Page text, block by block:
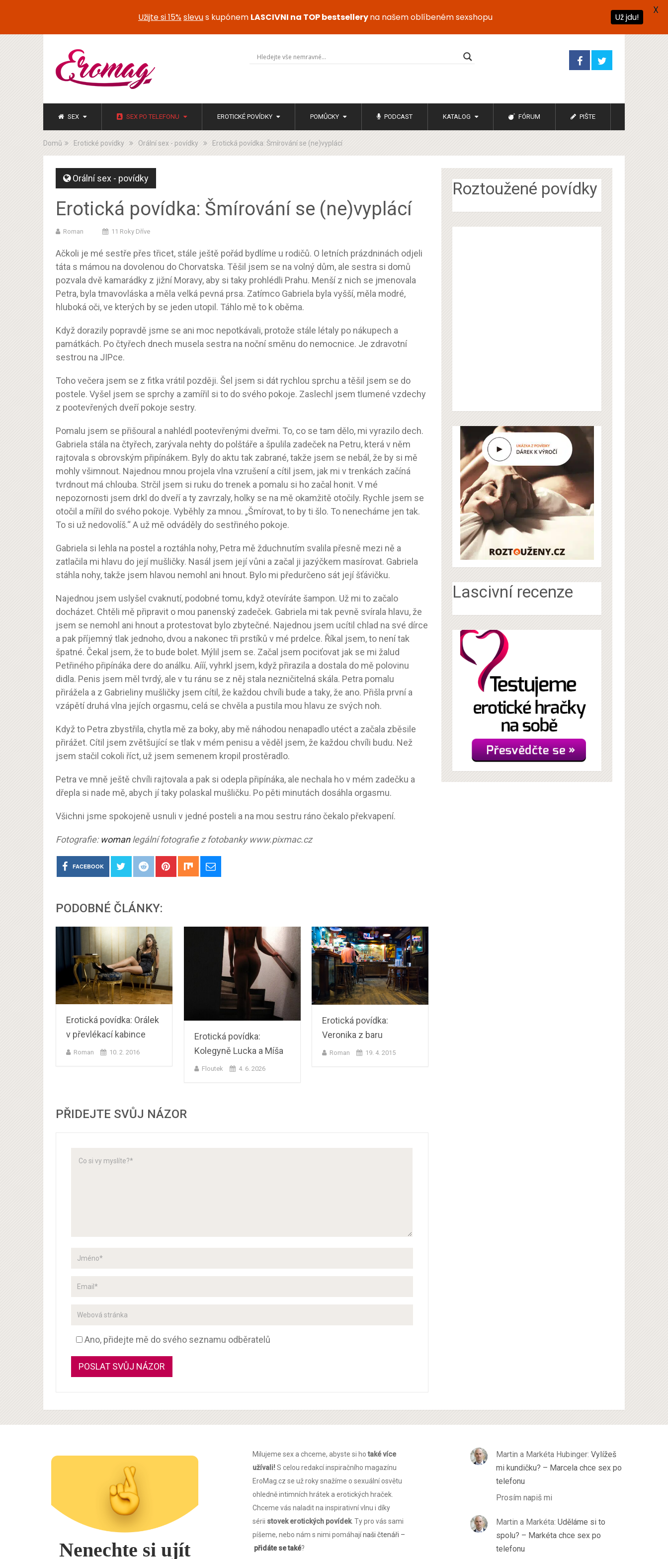
SEX SEX PO TELEFONU EROTICKÉ POVÍDKY POMŮCKY PODCAST KATALOG FÓRUM PIŠTE
Domů Erotické povídky Orální sex - povídky Erotická povídka: Šmírování se (ne)vyplácí
Orální sex - povídky
Erotická povídka: Šmírování se (ne)vyplácí
Roman 11 Roky Dříve
Ačkoli je mé sestře přes třicet, stále ještě pořád bydlíme u rodičů. O letních prázdninách odjeli
táta s mámou na dovolenou do Chorvatska. Těšil jsem se na volný dům, ale sestra si domů
pozvala dvě kamarádky z jižní Moravy, aby si taky prohlédli Prahu. Menší z nich se jmenovala
Petra, byla tmavovláska a měla velká pevná prsa. Zatímco Gabriela byla vyšší, měla modré,
hluboká oči, ve kterých by se jeden utopil. Táhlo mě to k oběma.
Když dorazily popravdě jsme se ani moc nepotkávali, protože stále létaly po nákupech a
památkách. Po čtyřech dnech musela sestra na noční směnu do nemocnice. Je zdravotní
sestrou na JIPce.
Toho večera jsem se z fitka vrátil později. Šel jsem si dát rychlou sprchu a těšil jsem se do
postele. Vyšel jsem se sprchy a zamířil si to do svého pokoje. Zaslechl jsem tlumené vzdechy
z pootevřených dveří pokoje sestry.
Pomalu jsem se přišoural a nahlédl pootevřenými dveřmi. To, co se tam dělo, mi vyrazilo dech.
Gabriela stála na čtyřech, zarývala nehty do polštáře a špulila zadeček na Petru, která v něm
rajtovala s obrovským připínákem. Byly do aktu tak zabrané, takže jsem se nebál, že by si mě
mohly všimnout. Najednou mnou projela vlna vzrušení a cítil jsem, jak mi v trenkách začíná
tvrdnout má chlouba. Strčil jsem si ruku do trenek a pomalu si ho začal honit. V mé
nepozornosti jsem drkl do dveří a ty zavrzaly, holky se na mě okamžitě otočily. Rychle jsem se
otočil a mířil do svého pokoje. Vyběhly za mnou. „Šmírovat, to by ti šlo. To nenecháme jen tak.
To si už nedovolíš.“ A už mě odváděly do sestřiného pokoje.
Gabriela si lehla na postel a roztáhla nohy, Petra mě žduchnutím svalila přesně mezi ně a
zatlačila mi hlavu do její mušličky. Nasál jsem její vůni a začal ji jazýčkem masírovat. Gabriela
stáhla nohy, takže jsem hlavou nemohl ani hnout. Bylo mi předurčeno sát její šťávičku.
Najednou jsem uslyšel cvaknutí, podobné tomu, když otevíráte šampon. Už mi to začalo
docházet. Chtěli mě připravit o mou panenský zadeček. Gabriela mi tak pevně svírala hlavu, že
jsem se nemohl ani hnout a protestovat bylo zbytečné. Najednou jsem ucítil chlad na své dírce
a pak příjemný tlak jednoho, dvou a nakonec tři prstíků v mé prdelce. Říkal jsem, to není tak
špatné. Čekal jsem, že to bude bolet. Mýlil jsem se. Začal jsem pociťovat jak se mi žalud
Petřiného připínáka dere do análku. Aííí, vyhrkl jsem, když přirazila a dostala do mě polovinu
didla. Penis jsem měl tvrdý, ale v tu ránu se z něj stala nezničitelná skála. Petra pomalu
přirážela a z Gabrieliny mušličky jsem cítil, že každou chvíli bude a taky, že ano. Přišla první a
vzápětí druhá vlna jejích orgasmu, celá se chvěla a pustila mou hlavu ze svých noh.
Když to Petra zbystřila, chytla mě za boky, aby mě náhodou nenapadlo utéct a začala zběsile
přirážet. Cítil jsem zvětšující se tlak v mém penisu a věděl jsem, že každou chvíli budu. Než
jsem stačil cokoli říct, už jsem semenem kropil prostěradlo.
Petra ve mně ještě chvíli rajtovala a pak si odepla připínáka, ale nechala ho v mém zadečku a
dřepla si nade mě, abych jí taky polaskal mušličku. Po pěti minutách dosáhla orgasmu.
Všichni jsme spokojeně usnuli v jedné posteli a na mou sestru ráno čekalo překvapení.
Fotografie:womanlegální fotografie z fotobanky www.pixmac.cz
FACEBOOK
PODOBNÉ ČLÁNKY:
Erotická povídka: Orálek
v převlékací kabince
Roman 10. 2. 2016
Erotická povídka:
Kolegyně Lucka a Míša
Floutek 4. 6. 2026
Erotická povídka:
Veronika z baru
Roman 19. 4. 2015
PŘIDEJTE SVŮJ NÁZOR
Ano, přidejte mě do svého seznamu odběratelů
Roztoužené povídky
Lascivní recenze
Nenechte si ujít
Milujeme sex a chceme, abyste si hotaké více
užívali!S celou redakcí inspiračního magazínu
EroMag.cz se už roky snažíme o sexuální osvětu
ohledně intimních hrátek a erotických hraček.
Chceme vás naladit na inspirativní vlnu i díky
sérii stovek erotických povídek. Ty pro vás sami
píšeme, nebo nám s nimi pomáhajínaši čtenáři –
přidáte se také?
Martin a Markéta Hubinger:Vylížeš
mi kundičku? – Marcela chce sex po
telefonu
Prosím napiš mi
Martin a Markéta:Uděláme si to
spolu? – Markéta chce sex po
telefonu
Užijte si 15%slevus kupónem LASCIVNI na TOP bestselleryna našem oblíbeném sexshopu Už jdu!
X